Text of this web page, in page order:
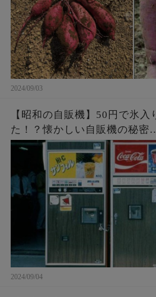
2024/09/03
【昭和の自販機】50円で氷入
た！？懐かしい自販機の秘密
2024/09/04